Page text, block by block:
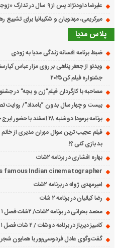
علیرضا داودنژاد پس از ۹ سال در تدارک «زوجه دیجیتال»
میرکریمی، مهدویان و شکیبانیا برای
پلاس مدیا
ضبط برنامه افسانه زندگی مدیا به زودی
ویدئو از جعفر پناهی بر روی مزار عباس
جشنواره فیلم کن ۲۰۲۵
مصاحبه با کارگردان فیلم”زن و بچه” در
بیست و چهار سال بدون “بامداد”/ روایت
برنامه برمودا دوشنبه ۲۸ اسفند با حضور ایرج حسابی
فیلم عجیب ترین سوال مهران مدیری از خانم
بد بازی کنی ؟!
بهاره افشاری در برنامه ۲شات
famous Indian cinematographer
امیرمهدی ژوله در برنامه ۲شات
رضا کیانیان در برنامه ۲ شات
محمد بحرانی در برنامه ۲شات/ ۲شات فصل ۱ قسمت ۲
کامبیز دیرباز در برنامه دوشات / ۲ شات فصل ۱ قسمت ۱
گفت‌وگوی عادل فردوسی‌پور با همایون